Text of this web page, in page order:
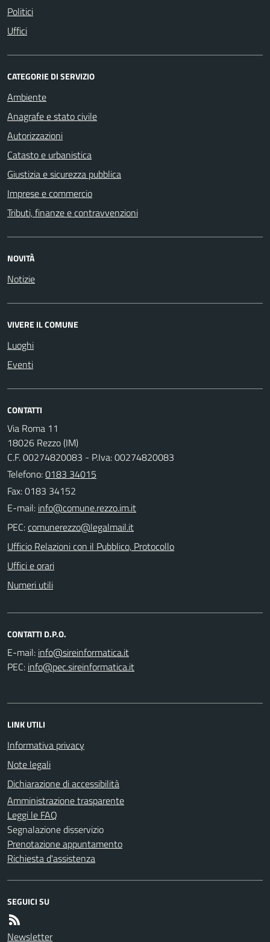
Politici
Uffici
CATEGORIE DI SERVIZIO
Ambiente
Anagrafe e stato civile
Autorizzazioni
Catasto e urbanistica
Giustizia e sicurezza pubblica
Imprese e commercio
Tributi, finanze e contravvenzioni
NOVITÀ
Notizie
VIVERE IL COMUNE
Luoghi
Eventi
CONTATTI
Via Roma 11
18026 Rezzo (IM)
C.F. 00274820083 - P.Iva: 00274820083
Telefono:0183 34015
Fax: 0183 34152
E-mail:
PEC:
Ufficio Relazioni con il Pubblico, Protocollo
Uffici e orari
Numeri utili
CONTATTI D.P.O.
E-mail:
PEC:
LINK UTILI
Informativa privacy
Note legali
Dichiarazione di accessibilità
Amministrazione trasparente
Leggi le FAQ
Segnalazione disservizio
Prenotazione appuntamento
Richiesta d'assistenza
SEGUICI SU
Newsletter